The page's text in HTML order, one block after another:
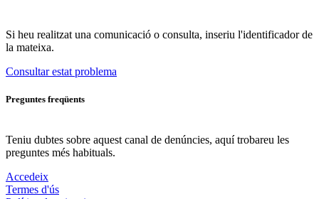
Si heu realitzat una comunicació o consulta, inseriu l'identificador de
la mateixa.
Consultar estat problema
Preguntes freqüents
Teniu dubtes sobre aquest canal de denúncies, aquí trobareu les
preguntes més habituals.
Accedeix
Termes d'ús